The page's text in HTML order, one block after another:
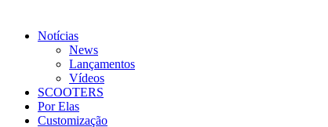
Notícias
News
Lançamentos
Vídeos
SCOOTERS
Por Elas
Customização